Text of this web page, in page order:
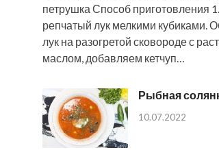
петрушка Способ приготовления
репчатый лук мелкими кубиками.
лук на разогретой сковороде с
маслом, добавляем кетчуп…
Рыбная
10.07.2022